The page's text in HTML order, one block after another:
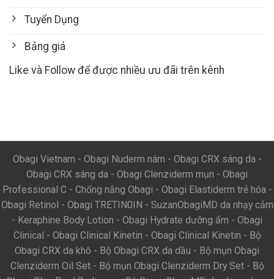
Tuyển Dụng
Bảng giá
Like và Follow để được nhiều ưu đãi trên kênh
Obagi Vietnam - Obagi Nuderm nám - Obagi CRX sáng da-
Obagi CRX sáng da - Obagi Clenziderm mụn - Obagi
Professional C - Chống nắng Obagi - Obagi Elastiderm trẻ hóa-
Obagi Retinol - Obagi TRETIN0IN - SuzanObagiMD da nhạy cảm
- Keraphine Body Lotion - Obagi Hydrate dưỡng ẩm - Obagi
Clinical - Obagi Clinical Kinetin - Obagi Clinical Kinetin - Bộ
Obagi CRX da khô - Bộ Obagi CRX da dầu - Bộ mụn Obagi
Clenziderm Oil Set- Bộ mụn Obagi Clenziderm Dry Set- Bộ